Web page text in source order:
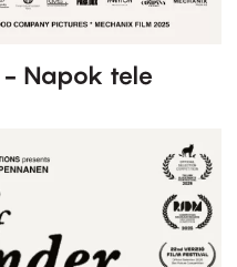
- Napok tele